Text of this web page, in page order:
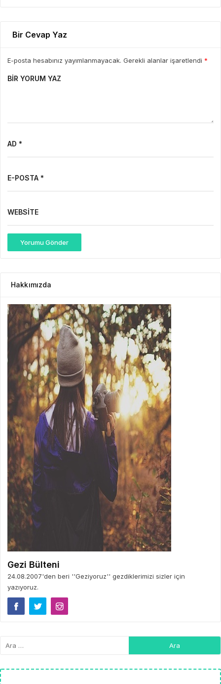
Bir Cevap Yaz
E-posta hesabınız yayımlanmayacak. Gerekli alanlar işaretlendi *
BIR YORUM YAZ
AD *
E-POSTA *
WEBSITE
Yorumu Gönder
Hakkımızda
Gezi Bülteni
24.08.2007'den beri ''Geziyoruz'' gezdiklerimizi sizler için
yazıyoruz.